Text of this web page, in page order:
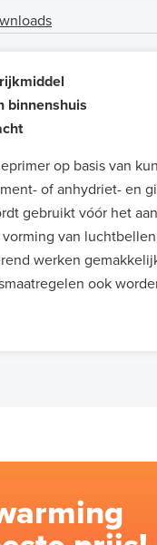
binnenshuis
op basis van
of anhydriet- en
gebruikt vóór het
vorming van
werken
ook